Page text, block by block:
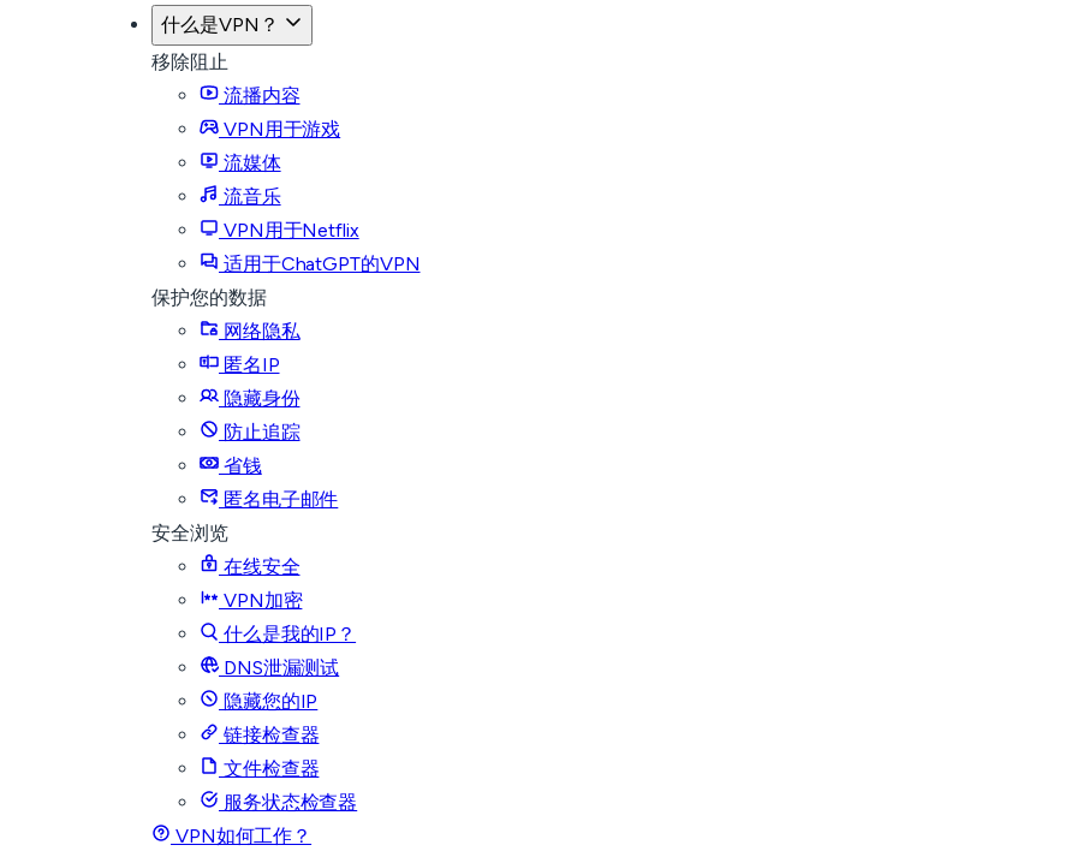
什么是VPN？
移除阻止
流播内容
VPN用于游戏
流媒体
流音乐
VPN用于Netflix
适用于ChatGPT的VPN
保护您的数据
网络隐私
匿名IP
隐藏身份
防止追踪
省钱
匿名电子邮件
安全浏览
在线安全
VPN加密
什么是我的IP？
DNS泄漏测试
隐藏您的IP
链接检查器
文件检查器
服务状态检查器
VPN如何工作？